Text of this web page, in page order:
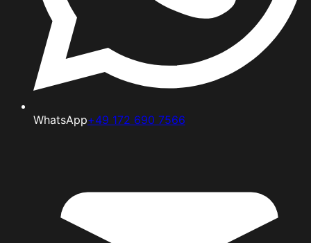
WhatsApp+49 172 690 7566